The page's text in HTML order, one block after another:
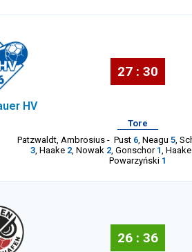
HV
27 : 30
Tore
Patzwaldt, Ambrosius- Pust 6, Neagu 5,
3 Haake 2 Nowak 2 Gonschor 1 Haake
Powarzyński 1
26 : 36